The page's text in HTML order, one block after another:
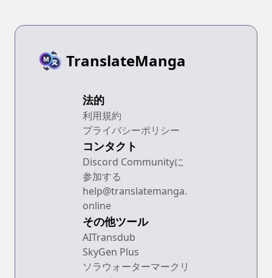
TranslateManga
法的
利用規約
プライバシーポリシー
コンタクト
Discord Communityに
参加する
help@translatemanga.
online
その他ツール
AITransdub
SkyGen Plus
ソラウォーターマークリ